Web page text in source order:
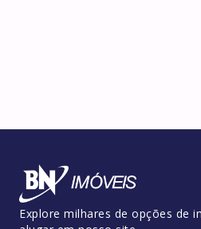
Explore milhares de opções de